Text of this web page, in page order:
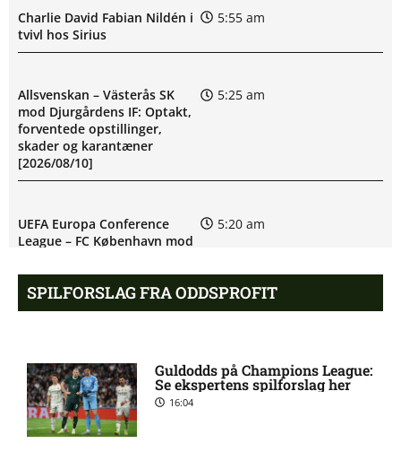
Charlie David Fabian Nildén i
tvivl hos Sirius
5:55 am
Allsvenskan – Västerås SK
mod Djurgårdens IF: Optakt,
forventede opstillinger,
skader og karantæner
[2026/08/10]
5:25 am
UEFA Europa Conference
League – FC København mod
forventede opstillinger
[2026/08/12]
5:20 am
tvivl hos Sirius
Rangers afviser gigantbud på
SPILFORSLAG FRA ODDSPROFIT
Guldodds på Champions League:
Se ekspertens spilforslag her
16:04